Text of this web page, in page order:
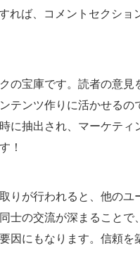
れば、コメントセクショ
の宝庫です。読者の意
テンツ作りに活かせるの
に抽出され、マーケティ
！
りが行われると、他のユ
士の交流が深まることで
因にもなります。信頼を